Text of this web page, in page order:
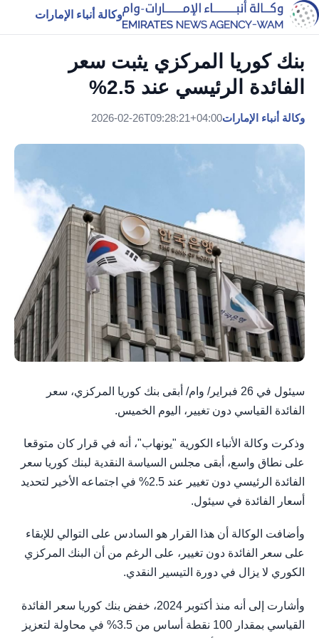
وكالة أنباء الإمارات
بنك كوريا المركزي يثبت سعر
الفائدة الرئيسي عند 2.5%
وكالة أنباء الإمارات2026-02-26T09:28:21+04:00
سيئول في 26 فبراير/ وام/ أبقى بنك كوريا المركزي، سعر
الفائدة القياسي دون تغيير، اليوم الخميس.
وذكرت وكالة الأنباء الكورية "يونهاب"، أنه في قرار كان متوقعا
على نطاق واسع، أبقى مجلس السياسة النقدية لبنك كوريا سعر
الفائدة الرئيسي دون تغيير عند 2.5% في اجتماعه الأخير لتحديد
أسعار الفائدة في سيئول.
وأضافت الوكالة أن هذا القرار هو السادس على التوالي للإبقاء
على سعر الفائدة دون تغيير، على الرغم من أن البنك المركزي
الكوري لا يزال في دورة التيسير النقدي.
وأشارت إلى أنه منذ أكتوبر 2024، خفض بنك كوريا سعر الفائدة
القياسي بمقدار 100 نقطة أساس من 3.5% في محاولة لتعزيز